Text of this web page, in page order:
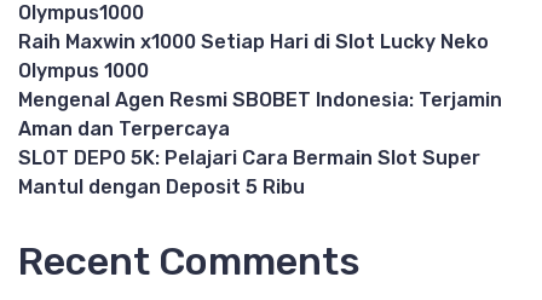
Olympus1000
Raih Maxwin x1000 Setiap Hari di Slot Lucky Neko
Olympus 1000
Mengenal Agen Resmi SBOBET Indonesia: Terjamin
Aman dan Terpercaya
SLOT DEPO 5K: Pelajari Cara Bermain Slot Super
Mantul dengan Deposit 5 Ribu
Recent Comments